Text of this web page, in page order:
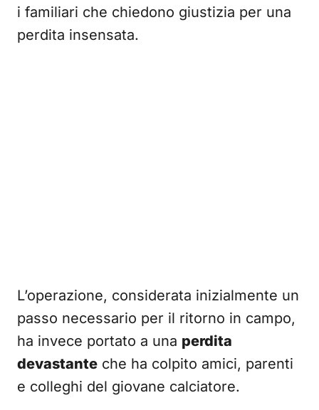
i familiari che chiedono giustizia per una
perdita insensata.
L’operazione, considerata inizialmente un
passo necessario per il ritorno in campo,
ha invece portato a una perdita
devastante che ha colpito amici, parenti
e colleghi del giovane calciatore.